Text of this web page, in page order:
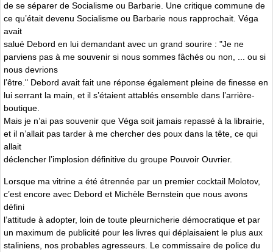
de se séparer de Socialisme ou Barbarie. Une critique commune de
ce qu’était devenu Socialisme ou Barbarie nous rapprochait. Véga
avait
salué Debord en lui demandant avec un grand sourire : "Je ne
parviens pas à me souvenir si nous sommes fâchés ou non, ... ou si
nous devrions
l’être." Debord avait fait une réponse également pleine de finesse en
lui serrant la main, et il s’étaient attablés ensemble dans l’arrière-
boutique.
Mais je n’ai pas souvenir que Véga soit jamais repassé à la librairie,
et il n’allait pas tarder à me chercher des poux dans la tête, ce qui
allait
déclencher l’implosion définitive du groupe Pouvoir Ouvrier.
Lorsque ma vitrine a été étrennée par un premier cocktail Molotov,
c’est encore avec Debord et Michèle Bernstein que nous avons
défini
l’attitude à adopter, loin de toute pleurnicherie démocratique et par
un maximum de publicité pour les livres qui déplaisaient le plus aux
staliniens, nos probables agresseurs. Le commissaire de police du